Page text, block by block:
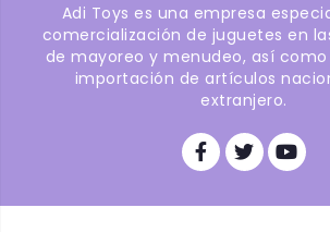
Adi Toys es una empresa
comercialización de juguetes en
de mayoreo y menudeo, así
importación de artículos
extranjero.